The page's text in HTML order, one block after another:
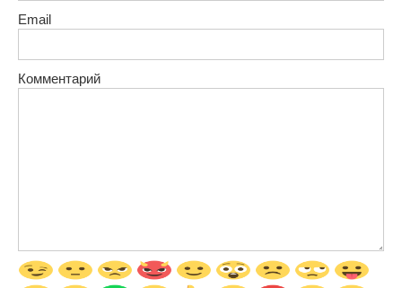
Email
Комментарий